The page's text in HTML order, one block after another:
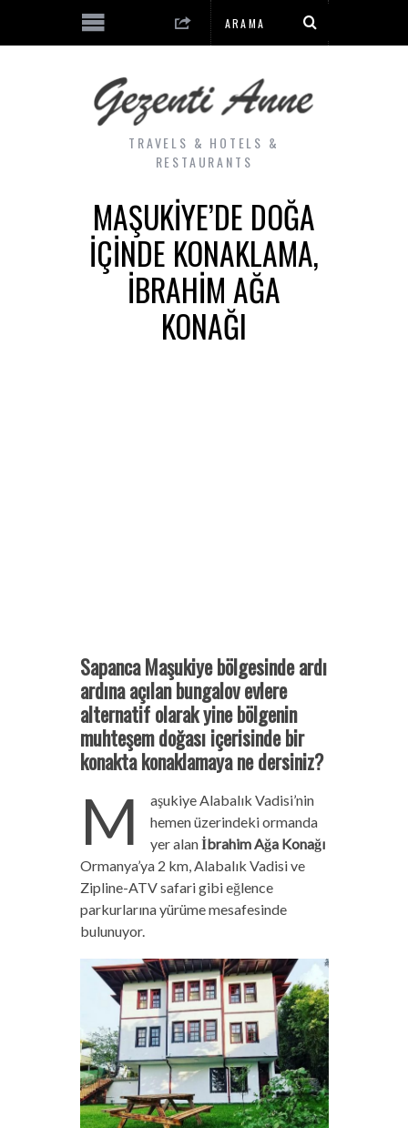
TRAVELS & HOTELS &
RESTAURANTS
MAŞUKIYE’DE DOĞA
İÇINDE KONAKLAMA,
İBRAHIM AĞA
KONAĞI
Sapanca Maşukiye bölgesinde ardı
ardına açılan bungalov evlere
alternatif olarak yine bölgenin
muhteşem doğası içerisinde bir
konakta konaklamaya ne dersiniz?
M
aşukiye Alabalık Vadisi’nin
hemen üzerindeki ormanda
yer alanİbrahim Ağa Konağı
Ormanya’ya 2 km, Alabalık Vadisi ve
Zipline-ATV safari gibi eğlence
parkurlarına yürüme mesafesinde
bulunuyor.